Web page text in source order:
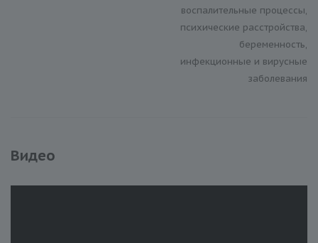
воспалительные процессы,
психические расстройства,
беременность,
инфекционные и вирусные
заболевания
Видео